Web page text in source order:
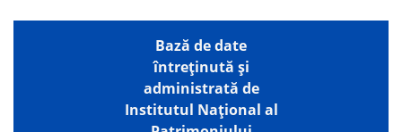
Bază de date
întreţinută şi
administrată de
Institutul Național al